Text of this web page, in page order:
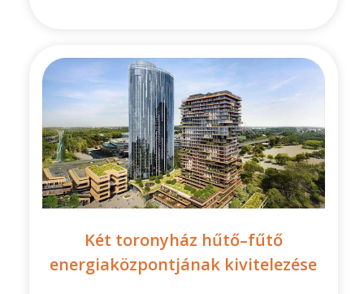
Két toronyház hűtő–fűtő
energiaközpontjának kivitelezése